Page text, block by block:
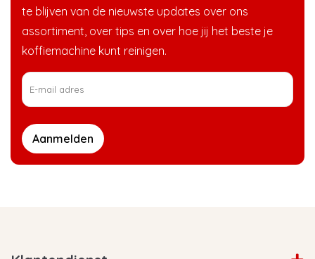
te blijven van de nieuwste updates over ons
assortiment, over tips en over hoe jij het beste je
koffiemachine kunt reinigen.
Aanmelden